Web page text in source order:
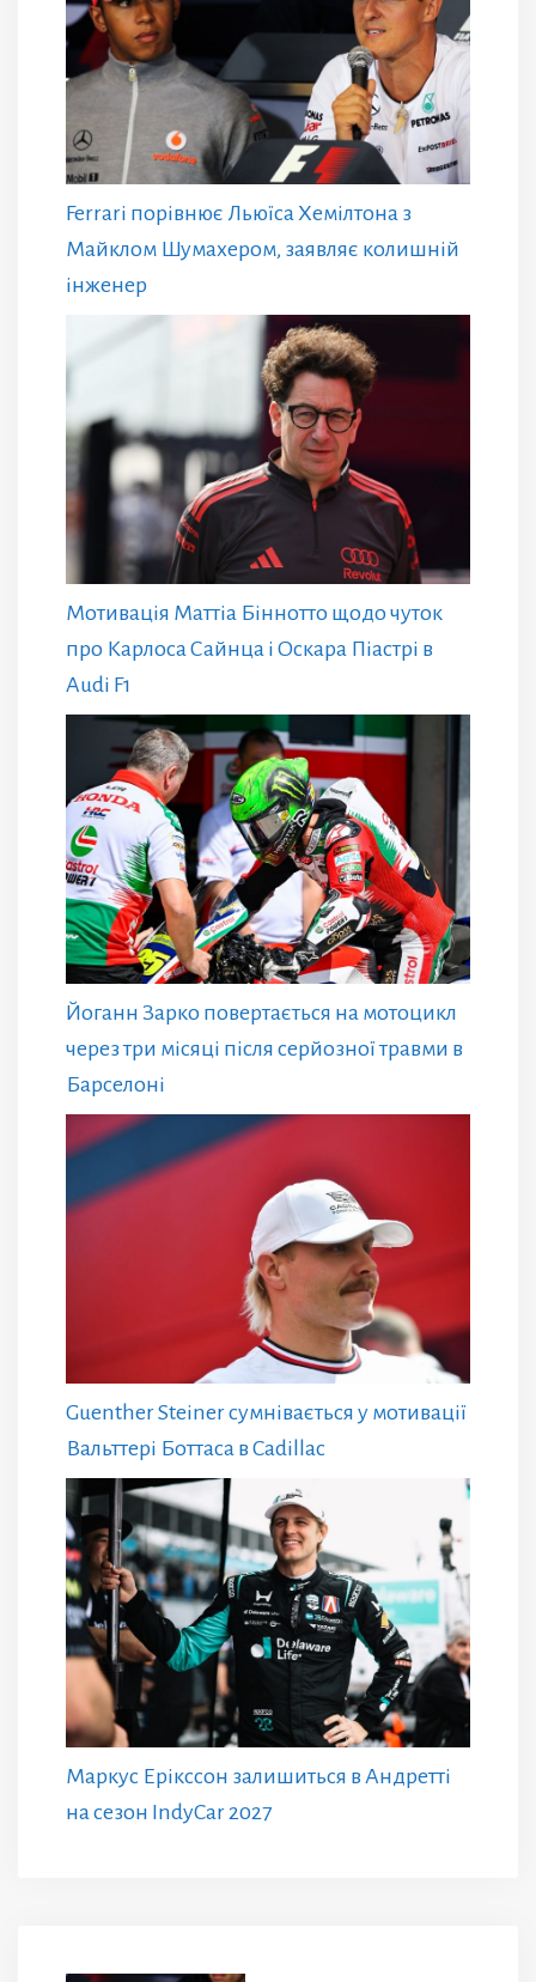
Ferrari порівнює Льюїса Хемілтона з
Майклом Шумахером, заявляє колишній
інженер
Мотивація Маттіа Біннотто щодо чуток
про Карлоса Сайнца і Оскара Піастрі в
Audi F1
Йоганн Зарко повертається на мотоцикл
через три місяці після серйозної травми в
Барселоні
Guenther Steiner сумнівається у мотивації
Вальттері Боттаса в Cadillac
Маркус Ерікссон залишиться в Андретті
на сезон IndyCar 2027